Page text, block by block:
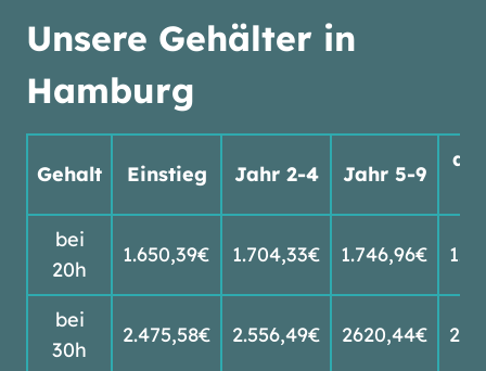
Unsere Gehälter in
Hamburg
Gehalt Einstieg Jahr 2-4 Jahr 5-9
ab
bei
20h
1.650,39€ 1.704,33€ 1.746,96€
bei
30h
2.475,58€ 2.556,49€ 2620,44€